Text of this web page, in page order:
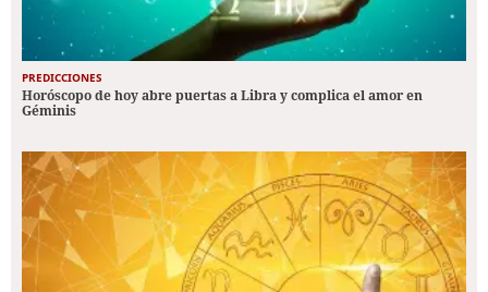
PREDICCIONES
Horóscopo de hoy abre puertas a Libra y complica el amor en
Géminis